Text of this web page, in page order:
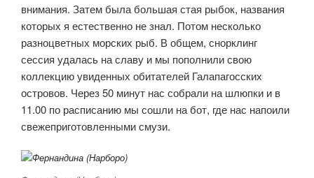
внимания. Затем была большая стая рыбок, названия
которых я естественно не знал. Потом несколько
разноцветных морских рыб. В общем, снорклинг
сессия удалась на славу и мы пополнили свою
коллекцию увиденных обитателей Галапагосских
островов. Через 50 минут нас собрали на шлюпки и в
11.00 по расписанию мы сошли на бот, где нас напоили
свежеприготовленными смузи.